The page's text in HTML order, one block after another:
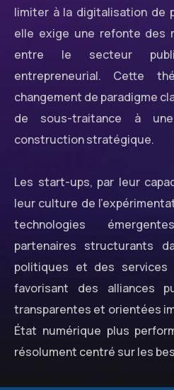
limiter à la digitalisation de
elle exige une refonte des
entre le secteur
entrepreneurial. Cette
changement de paradigme
de sous-traitance à
construction stratégique.
Les start-ups, par leur
leur culture de
technologies
partenaires structurants
politiques et des services
favorisant des alliances
transparentes et orientées
État numérique plus
résolument centré sur les